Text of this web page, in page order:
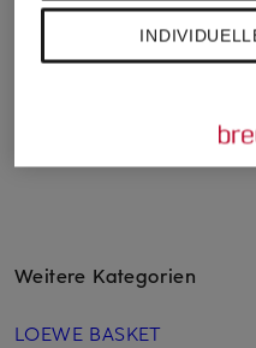
FLAMENCO MINI
CHF
Weitere Kategorien
LOEWE BASKET